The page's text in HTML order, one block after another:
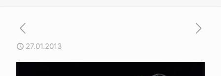
27.01.2013